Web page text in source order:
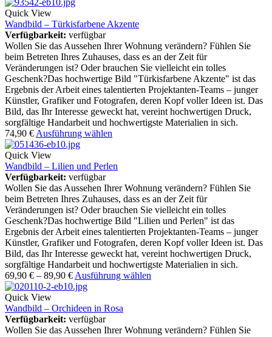
Quick View
Wandbild – Türkisfarbene Akzente
Verfügbarkeit: verfügbar
Wollen Sie das Aussehen Ihrer Wohnung verändern? Fühlen Sie
beim Betreten Ihres Zuhauses, dass es an der Zeit für
Veränderungen ist? Oder brauchen Sie vielleicht ein tolles
Geschenk?Das hochwertige Bild "Türkisfarbene Akzente" ist das
Ergebnis der Arbeit eines talentierten Projektanten-Teams – junger
Künstler, Grafiker und Fotografen, deren Kopf voller Ideen ist. Das
Bild, das Ihr Interesse geweckt hat, vereint hochwertigen Druck,
sorgfältige Handarbeit und hochwertigste Materialien in sich.
74,90 € Ausführung wählen
Quick View
Wandbild – Lilien und Perlen
Verfügbarkeit: verfügbar
Wollen Sie das Aussehen Ihrer Wohnung verändern? Fühlen Sie
beim Betreten Ihres Zuhauses, dass es an der Zeit für
Veränderungen ist? Oder brauchen Sie vielleicht ein tolles
Geschenk?Das hochwertige Bild "Lilien und Perlen" ist das
Ergebnis der Arbeit eines talentierten Projektanten-Teams – junger
Künstler, Grafiker und Fotografen, deren Kopf voller Ideen ist. Das
Bild, das Ihr Interesse geweckt hat, vereint hochwertigen Druck,
sorgfältige Handarbeit und hochwertigste Materialien in sich.
69,90 € – 89,90 € Ausführung wählen
Quick View
Wandbild – Orchideen in Rosa
Verfügbarkeit: verfügbar
Wollen Sie das Aussehen Ihrer Wohnung verändern? Fühlen Sie